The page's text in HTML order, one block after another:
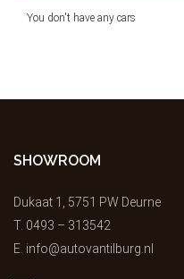
You don't have any cars
SHOWROOM
Dukaat 1, 5751 PW Deurne
T. 0493 – 313542
E. info@autovantilburg.nl